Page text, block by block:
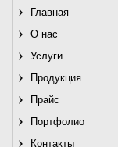
Главная
О нас
Услуги
Продукция
Прайс
Портфолио
Контакты